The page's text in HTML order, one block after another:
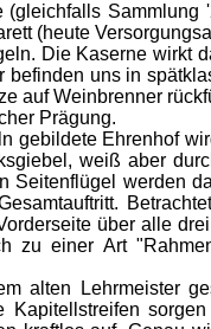
(gleichfalls
(heute
Die Kaserne wirkt
befinden uns in
auf Weinbrenner
Prägung.
Ehrenhof
weiß aber
Seitenflügel werden
über alle
zu einer Art
alten Lehrmeister
Kapitellstreifen